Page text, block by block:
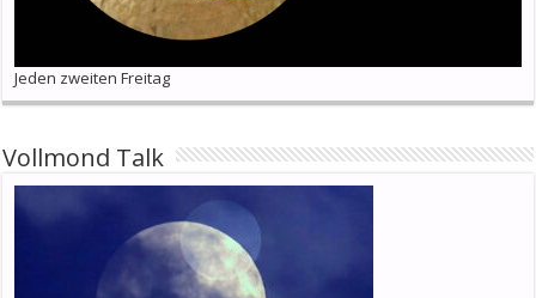
Jeden zweiten Freitag
Vollmond Talk